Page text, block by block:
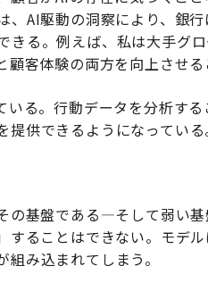
AI駆動の洞察により、銀
る。例えば、私は大手グ
客体験の両方を向上させる
る。行動データを分析す
供できるようになっている
の基盤である—そして弱い
ることはできない。モデ
み込まれてしまう。